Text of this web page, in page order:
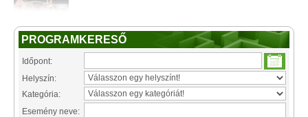
PROGRAMKERESŐ
Időpont:
Helyszín:
Kategória:
Esemény neve: